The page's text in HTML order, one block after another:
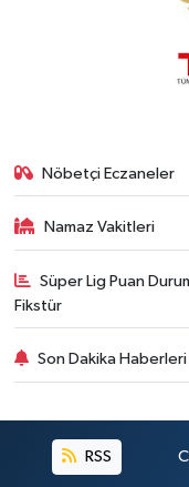
Nöbetçi Eczaneler
Namaz Vakitleri
Süper Lig Puan
Fikstür
Son Dakika Haberleri
RSS